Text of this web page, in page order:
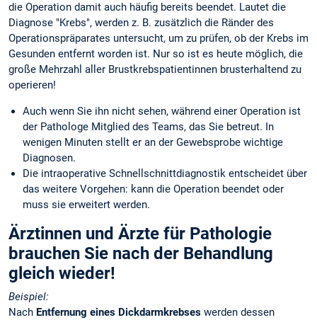
die Operation damit auch häufig bereits beendet. Lautet die
Diagnose "Krebs", werden z. B. zusätzlich die Ränder des
Operationspräparates untersucht, um zu prüfen, ob der Krebs im
Gesunden entfernt worden ist. Nur so ist es heute möglich, die
große Mehrzahl aller Brustkrebspatientinnen brusterhaltend zu
operieren!
Auch wenn Sie ihn nicht sehen, während einer Operation ist
der Pathologe Mitglied des Teams, das Sie betreut. In
wenigen Minuten stellt er an der Gewebsprobe wichtige
Diagnosen.
Die intraoperative Schnellschnittdiagnostik entscheidet über
das weitere Vorgehen: kann die Operation beendet oder
muss sie erweitert werden.
Ärztinnen und Ärzte für Pathologie
brauchen Sie nach der Behandlung
gleich wieder!
Beispiel:
Nach Entfernung eines Dickdarmkrebses werden dessen